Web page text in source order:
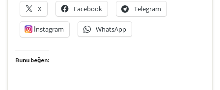
X Facebook Telegram
İnstagram WhatsApp
Bunu beğen: